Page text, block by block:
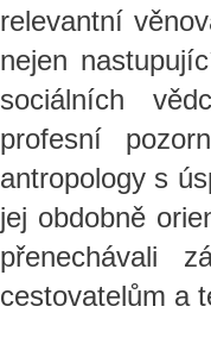
relevantní
nejen
sociálních
profesní
antropology s
jej obdobně
přenechávali
cestovatelům a